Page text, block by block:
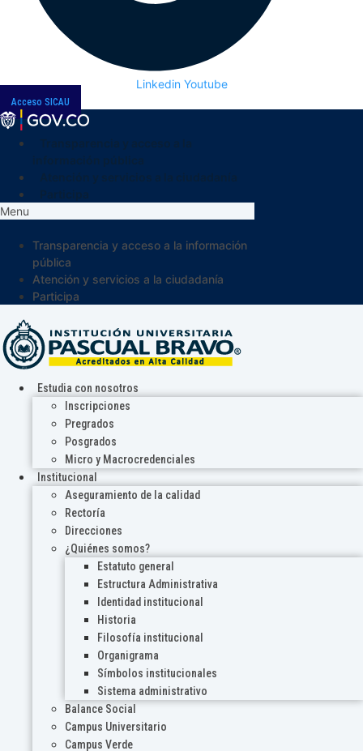
Linkedin Youtube
Acceso SICAU
Menu
Transparencia y acceso a la información
pública
Atención y servicios a la ciudadanía
Participa
Estudia con nosotros
Inscripciones
Pregrados
Posgrados
Micro y Macrocredenciales
Institucional
Aseguramiento de la calidad
Rectoría
Direcciones
¿Quiénes somos?
Estatuto general
Estructura Administrativa
Identidad institucional
Historia
Filosofía institucional
Organigrama
Símbolos institucionales
Sistema administrativo
Balance Social
Campus Universitario
Campus Verde